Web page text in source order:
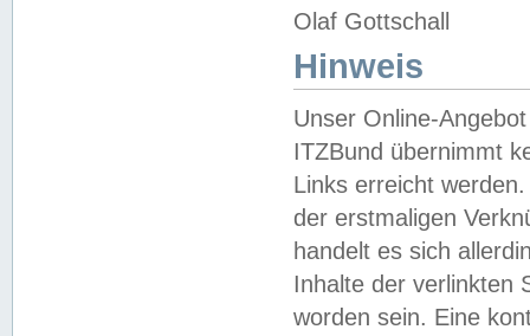
Olaf Gottschall
Hinweis
Unser Online-
ITZBund übernimmt
Links erreicht
der erstmaligen
handelt es sich
Inhalte der verlinkten
worden sein. Eine